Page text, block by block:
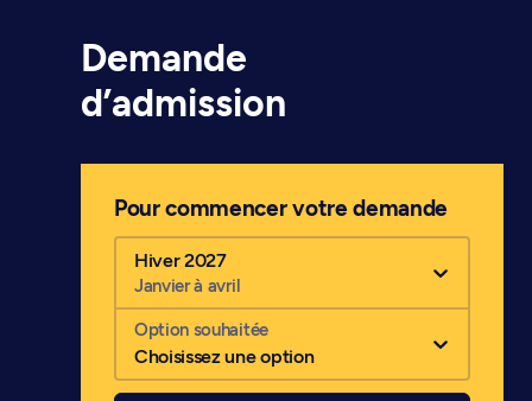
Demande
d’admission
Pour commencer votre demande
Hiver 2027
Janvier à avril
Option souhaitée
Choisissez une option